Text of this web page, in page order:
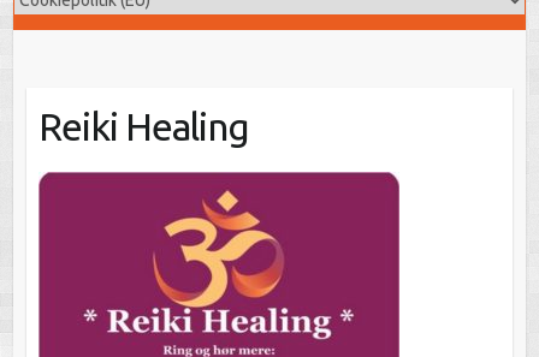
Reiki Healing